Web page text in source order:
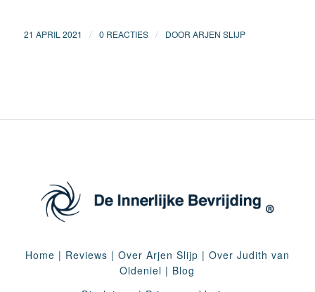
21 APRIL 2021 / 0 REACTIES / DOOR ARJEN SLIJP
Home | Reviews | Over Arjen Slijp | Over Judith van
Oldeniel | Blog